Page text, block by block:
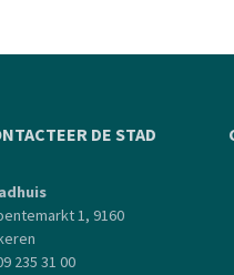
DE STAD
1, 9160
235 31 00